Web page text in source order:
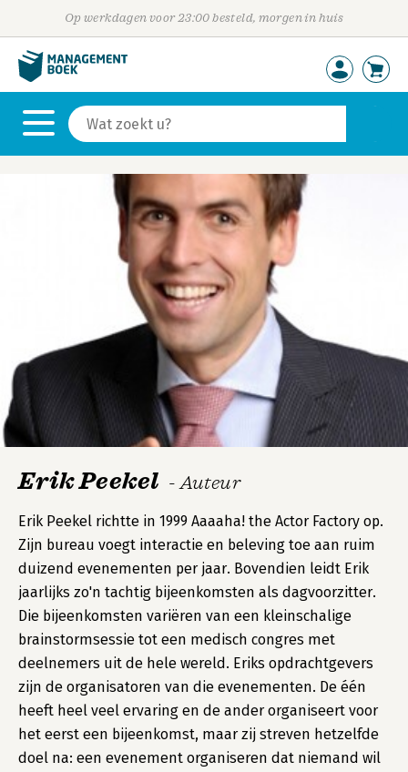
Op werkdagen voor 23:00 besteld, morgen in huis
Erik Peekel - Auteur
Erik Peekel richtte in 1999 Aaaaha! the Actor Factory op.
Zijn bureau voegt interactie en beleving toe aan ruim
duizend evenementen per jaar. Bovendien leidt Erik
jaarlijks zo'n tachtig bijeenkomsten als dagvoorzitter.
Die bijeenkomsten variëren van een kleinschalige
brainstormsessie tot een medisch congres met
deelnemers uit de hele wereld. Eriks opdrachtgevers
zijn de organisatoren van die evenementen. De één
heeft heel veel ervaring en de ander organiseert voor
het eerst een bijeenkomst, maar zij streven hetzelfde
doel na: een evenement organiseren dat niemand wil